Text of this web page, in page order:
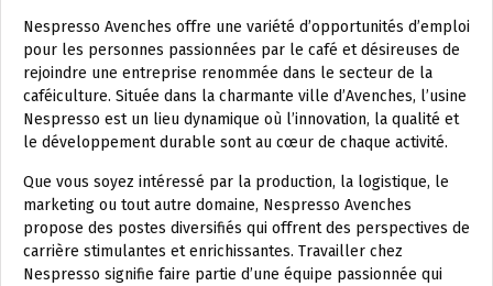
Nespresso Avenches offre une variété d’opportunités d’emploi
pour les personnes passionnées par le café et désireuses de
rejoindre une entreprise renommée dans le secteur de la
caféiculture. Située dans la charmante ville d’Avenches, l’usine
Nespresso est un lieu dynamique où l’innovation, la qualité et
le développement durable sont au cœur de chaque activité.
Que vous soyez intéressé par la production, la logistique, le
marketing ou tout autre domaine, Nespresso Avenches
propose des postes diversifiés qui offrent des perspectives de
carrière stimulantes et enrichissantes. Travailler chez
Nespresso signifie faire partie d’une équipe passionnée qui